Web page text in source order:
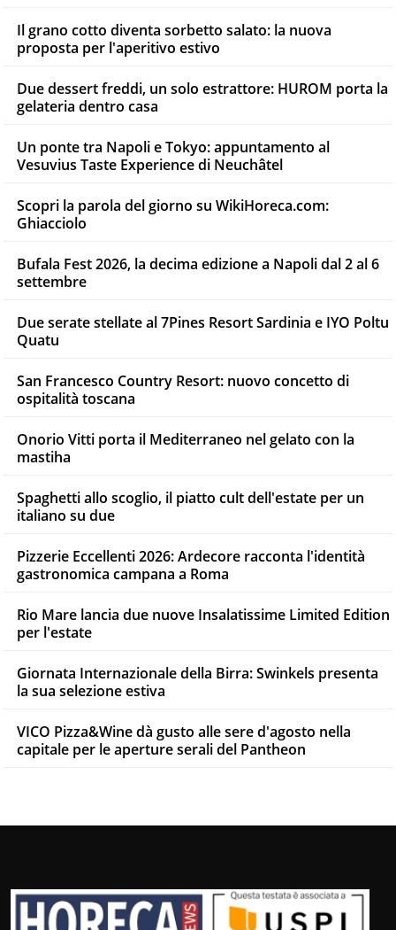
Il grano cotto diventa sorbetto salato: la nuova
proposta per l'aperitivo estivo
Due dessert freddi, un solo estrattore: HUROM porta la
gelateria dentro casa
Un ponte tra Napoli e Tokyo: appuntamento al
Vesuvius Taste Experience di Neuchâtel
Scopri la parola del giorno su WikiHoreca.com:
Ghiacciolo
Bufala Fest 2026, la decima edizione a Napoli dal 2 al 6
settembre
Due serate stellate al 7Pines Resort Sardinia e IYO Poltu
Quatu
San Francesco Country Resort: nuovo concetto di
ospitalità toscana
Onorio Vitti porta il Mediterraneo nel gelato con la
mastiha
Spaghetti allo scoglio, il piatto cult dell'estate per un
italiano su due
Pizzerie Eccellenti 2026: Ardecore racconta l'identità
gastronomica campana a Roma
Rio Mare lancia due nuove Insalatissime Limited Edition
per l'estate
Giornata Internazionale della Birra: Swinkels presenta
la sua selezione estiva
VICO Pizza&Wine dà gusto alle sere d'agosto nella
capitale per le aperture serali del Pantheon